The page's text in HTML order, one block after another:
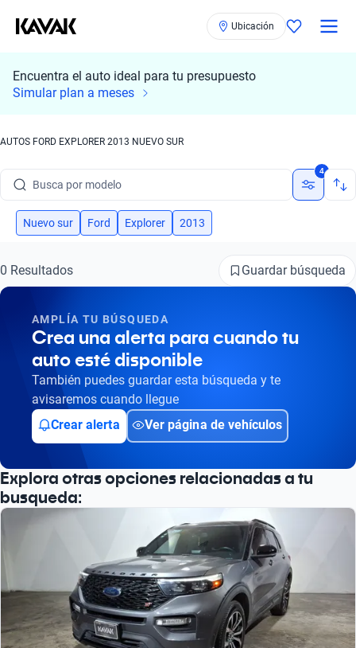
Ubicación
Encuentra el auto ideal para tu presupuesto
Simular plan a meses
AUTOS FORD EXPLORER 2013 NUEVO SUR
Busca por modelo
Busca por versión
Busca por marca
Busca por modelo
Busca por versión
Busca por año
4
Nuevo sur Ford Explorer 2013
0 Resultados Guardar búsqueda
AMPLÍA TU BÚSQUEDA
Crea una alerta para cuando tu
auto esté disponible
También puedes guardar esta búsqueda y te
avisaremos cuando llegue
Crear alerta
Ver página de vehículos
Explora otras opciones relacionadas a tu
busqueda: